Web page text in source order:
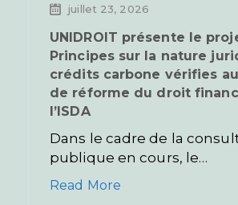
juillet 23, 2026
UNIDROIT présente le
Principes sur la nature
crédits carbone vérifies
de réforme du droit
l’ISDA
Dans le cadre de la
publique en cours, le…
Read More